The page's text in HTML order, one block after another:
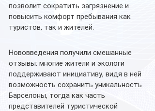
позволит сократить загрязнение и
повысить комфорт пребывания как
туристов, так и жителей.
Нововведения получили смешанные
отзывы: многие жители и экологи
поддерживают инициативу, видя в ней
возможность сохранить уникальность
Барселоны, тогда как часть
представителей туристической